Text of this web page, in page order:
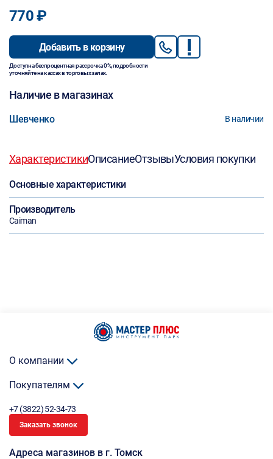
770 ₽
Добавить в корзину
Доступна беспроцентная рассрочка 0%, подробности
уточняйте на кассах в торговых залах.
Наличие в магазинах
Шевченко В наличии
ХарактеристикиОписаниеОтзывыУсловия покупки
Основные характеристики
Производитель
Caiman
О компании
Покупателям
+7 (3822) 52-34-73
Заказать звонок
Адреса магазинов в г. Томск